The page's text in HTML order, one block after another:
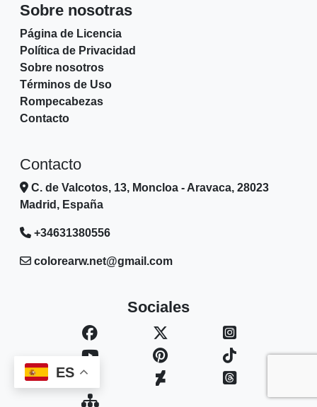
Sobre nosotras
Página de Licencia
Política de Privacidad
Sobre nosotros
Términos de Uso
Rompecabezas
Contacto
Contacto
C. de Valcotos, 13, Moncloa - Aravaca, 28023
Madrid, España
+34631380556
colorearw.net@gmail.com
Sociales
ES